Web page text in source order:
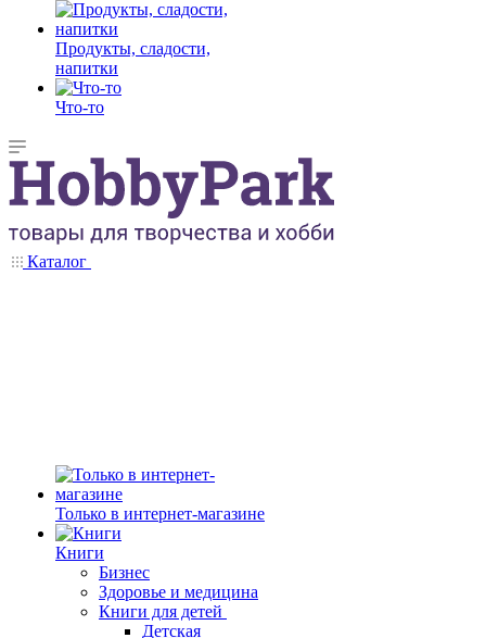
Продукты, сладости,
напитки
Что-то
Каталог
Только в интернет-магазине
Книги
Бизнес
Здоровье и медицина
Книги для детей
Детская